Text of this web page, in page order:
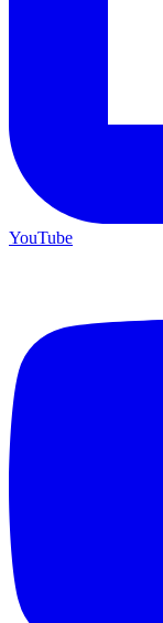
YouTube